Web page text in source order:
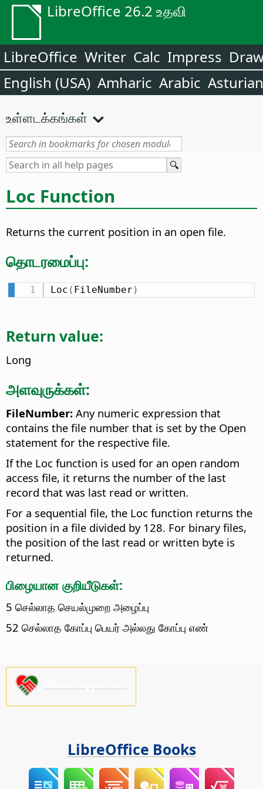
LibreOffice 26.2 உதவி
LibreOffice Writer Calc Impress
English (USA) Amharic Arabic Asturian
உள்ளடக்கங்கள்
Loc Function
Returns the current position in an open file.
தொடரமைப்பு:
Loc ( FileNumber )
Return value:
Long
அளவுருக்கள்:
FileNumber: Any numeric expression that
contains the file number that is set by the Open
statement for the respective file.
If the Loc function is used for an open random
access file, it returns the number of the last
record that was last read or written.
For a sequential file, the Loc function returns the
position in a file divided by 128. For binary files,
the position of the last read or written byte is
returned.
பிழையான குறியீடுகள்:
5 செல்லாத செயல்முறை அழைப்பு
52 செல்லாத கோப்பு பெயர் அல்லது கோப்பு எண்
LibreOffice Books